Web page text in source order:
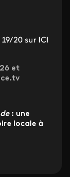
20 sur ICI
et
: une
locale à